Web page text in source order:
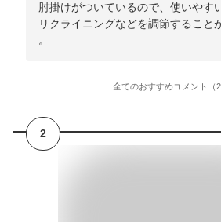
肘掛けがついているので、使いやす
リクライニングなどを調節すること
。
全てのおすすめコメント（2
2